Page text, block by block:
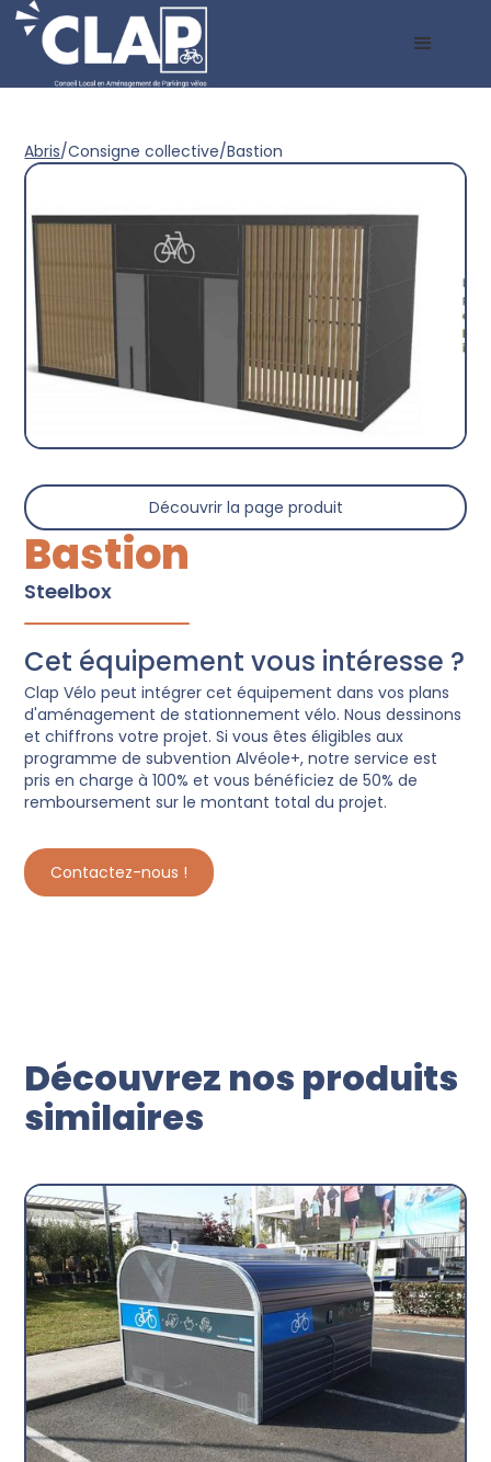
Abris/Consigne collective/Bastion
Découvrir la page produit
Bastion
Steelbox
Cet équipement vous intéresse ?
Clap Vélo peut intégrer cet équipement dans vos plans
d'aménagement de stationnement vélo. Nous dessinons
et chiffrons votre projet. Si vous êtes éligibles aux
programme de subvention Alvéole+, notre service est
pris en charge à 100% et vous bénéficiez de 50% de
remboursement sur le montant total du projet.
Contactez-nous !
Découvrez nos produits
similaires